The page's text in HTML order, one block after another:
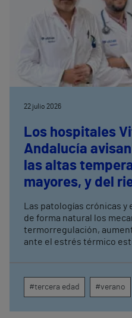
22 julio 2026
Los hospitales
Andalucía
las altas
mayores, y del
Las patologías crónicas
de forma natural los
termorregulación,
ante el estrés térmico estival. Los
antihipertensivos pueden
hídrico y favorecer la
#tercera edad #verano